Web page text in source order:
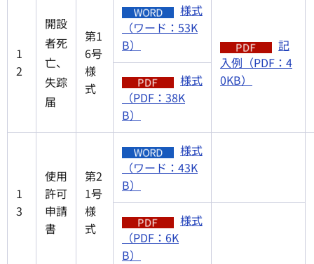
1
2
開設
者死
亡、
失踪
届
第1
6号
様
式
様式
（ワード：53K
B）
記
入例（PDF：4
0KB）
様式
（PDF：38K
B）
1
3
使用
許可
申請
書
第2
1号
様
式
様式
（ワード：43K
B）
様式
（PDF：6K
B）